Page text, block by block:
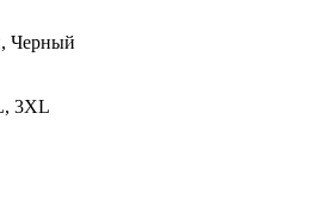
Черный
3XL